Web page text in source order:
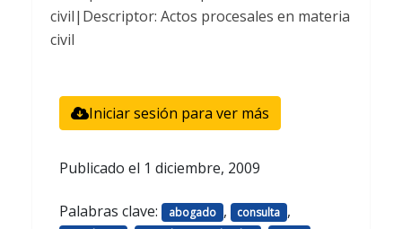
civil|Descriptor: Actos procesales en materia
civil
Iniciar sesión para ver más
Publicado el 1 diciembre, 2009
Palabras clave: abogado , consulta ,